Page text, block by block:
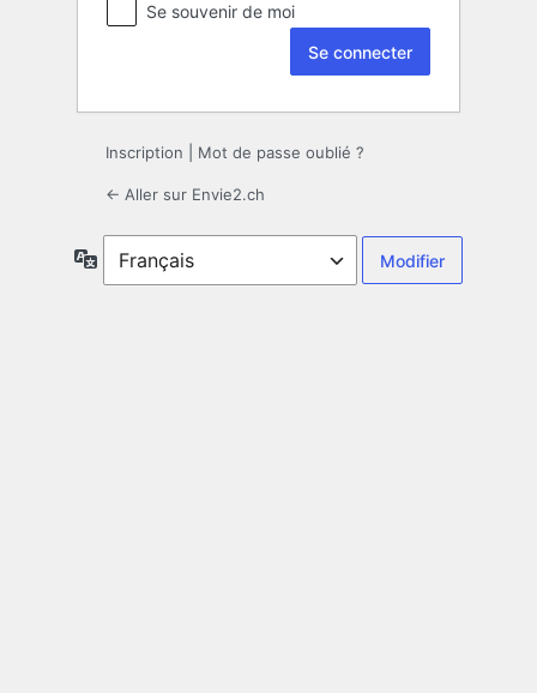
Se souvenir de moi
Inscription Mot de passe oublié ?
← Aller sur Envie2.ch
Langue